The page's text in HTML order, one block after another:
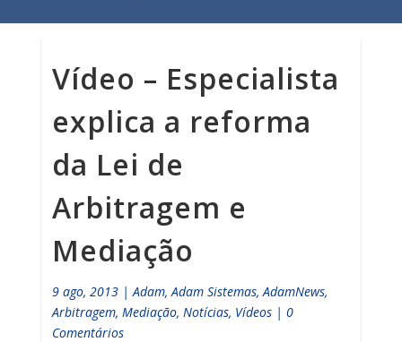
Vídeo – Especialista
explica a reforma
da Lei de
Arbitragem e
Mediação
9 ago, 2013 |Adam,Adam Sistemas,AdamNews,
Arbitragem,Mediação,Notícias, Vídeos |0
Comentários